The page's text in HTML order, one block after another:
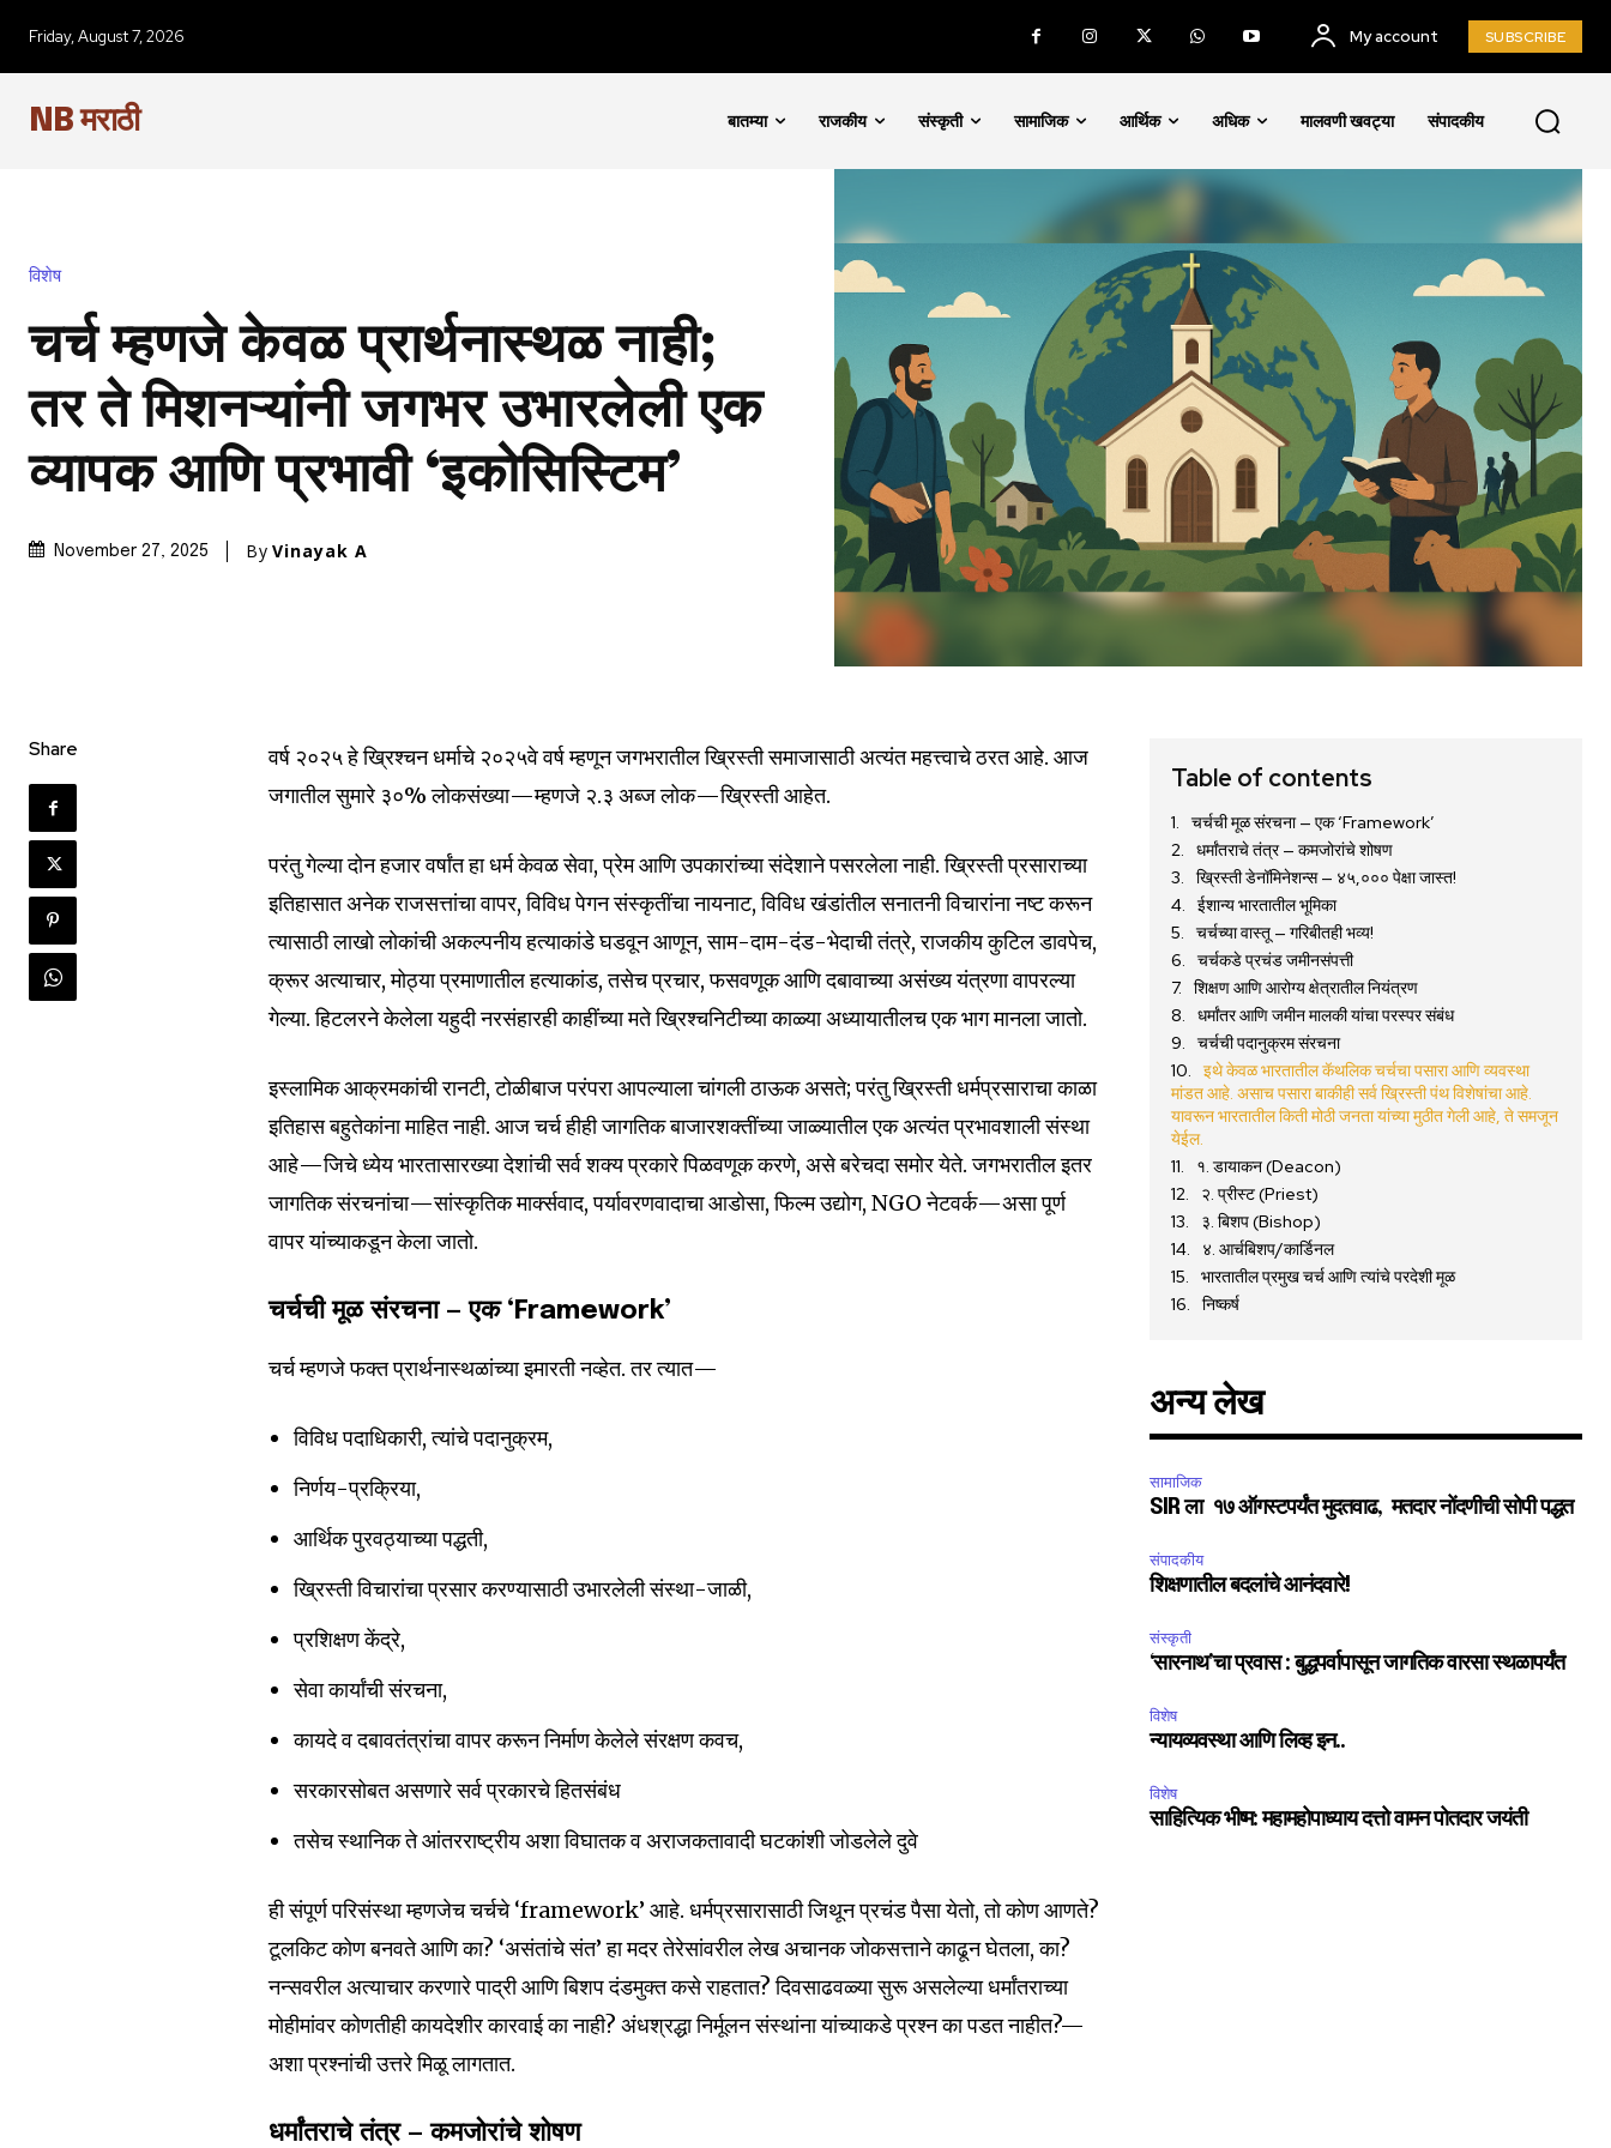
Join our community of
SUBSCRIBERS and be part
of the conversation.
To subscribe, simply enter your email address on our website or click
Friday, August 7, 2026 My account SUBSCRIBE
NB मराठी बातम्या राजकीय संस्कृती सामाजिक आर्थिक अधिक मालवणी खवट्या संपादकीय
विशेष
चर्च म्हणजे केवळ प्रार्थनास्थळ नाही;
तर ते मिशनऱ्यांनी जगभर उभारलेली एक
व्यापक आणि प्रभावी ‘इकोसिस्टिम’
November 27, 2025 By Vinayak A
Share
वर्ष २०२५ हे ख्रिश्चन धर्माचे २०२५वे वर्ष म्हणून जगभरातील ख्रिस्ती समाजासाठी अत्यंत महत्त्वाचे ठरत आहे. आज
जगातील सुमारे ३०% लोकसंख्या—म्हणजे २.३ अब्ज लोक—ख्रिस्ती आहेत.
परंतु गेल्या दोन हजार वर्षांत हा धर्म केवळ सेवा, प्रेम आणि उपकारांच्या संदेशाने पसरलेला नाही. ख्रिस्ती प्रसाराच्या
इतिहासात अनेक राजसत्तांचा वापर, विविध पेगन संस्कृतींचा नायनाट, विविध खंडांतील सनातनी विचारांना नष्ट करून
त्यासाठी लाखो लोकांची अकल्पनीय हत्याकांडे घडवून आणून, साम-दाम-दंड-भेदाची तंत्रे, राजकीय कुटिल डावपेच,
क्रूर अत्याचार, मोठ्या प्रमाणातील हत्याकांड, तसेच प्रचार, फसवणूक आणि दबावाच्या असंख्य यंत्रणा वापरल्या
गेल्या. हिटलरने केलेला यहुदी नरसंहारही काहींच्या मते ख्रिश्चनिटीच्या काळ्या अध्यायातीलच एक भाग मानला जातो.
इस्लामिक आक्रमकांची रानटी, टोळीबाज परंपरा आपल्याला चांगली ठाऊक असते; परंतु ख्रिस्ती धर्मप्रसाराचा काळा
इतिहास बहुतेकांना माहित नाही. आज चर्च हीही जागतिक बाजारशक्तींच्या जाळ्यातील एक अत्यंत प्रभावशाली संस्था
आहे—जिचे ध्येय भारतासारख्या देशांची सर्व शक्य प्रकारे पिळवणूक करणे, असे बरेचदा समोर येते. जगभरातील इतर
जागतिक संरचनांचा—सांस्कृतिक मार्क्सवाद, पर्यावरणवादाचा आडोसा, फिल्म उद्योग, NGO नेटवर्क—असा पूर्ण
वापर यांच्याकडून केला जातो.
चर्चची मूळ संरचना — एक ‘Framework’
चर्च म्हणजे फक्त प्रार्थनास्थळांच्या इमारती नव्हेत. तर त्यात—
विविध पदाधिकारी, त्यांचे पदानुक्रम,
निर्णय-प्रक्रिया,
आर्थिक पुरवठ्याच्या पद्धती,
ख्रिस्ती विचारांचा प्रसार करण्यासाठी उभारलेली संस्था-जाळी,
प्रशिक्षण केंद्रे,
सेवा कार्यांची संरचना,
कायदे व दबावतंत्रांचा वापर करून निर्माण केलेले संरक्षण कवच,
सरकारसोबत असणारे सर्व प्रकारचे हितसंबंध
तसेच स्थानिक ते आंतरराष्ट्रीय अशा विघातक व अराजकतावादी घटकांशी जोडलेले दुवे
ही संपूर्ण परिसंस्था म्हणजेच चर्चचे ‘framework’ आहे. धर्मप्रसारासाठी जिथून प्रचंड पैसा येतो, तो कोण आणते?
टूलकिट कोण बनवते आणि का? ‘असंतांचे संत’ हा मदर तेरेसांवरील लेख अचानक जोकसत्ताने काढून घेतला, का?
नन्सवरील अत्याचार करणारे पाद्री आणि बिशप दंडमुक्त कसे राहतात? दिवसाढवळ्या सुरू असलेल्या धर्मांतराच्या
मोहीमांवर कोणतीही कायदेशीर कारवाई का नाही? अंधश्रद्धा निर्मूलन संस्थांना यांच्याकडे प्रश्न का पडत नाहीत?—
अशा प्रश्नांची उत्तरे मिळू लागतात.
धर्मांतराचे तंत्र — कमजोरांचे शोषण
Table of contents
चर्चची मूळ संरचना — एक ‘Framework’
धर्मांतराचे तंत्र — कमजोरांचे शोषण
ख्रिस्ती डेनॉमिनेशन्स — ४५,००० पेक्षा जास्त!
ईशान्य भारतातील भूमिका
चर्चच्या वास्तू — गरिबीतही भव्य!
चर्चकडे प्रचंड जमीनसंपत्ती
शिक्षण आणि आरोग्य क्षेत्रातील नियंत्रण
धर्मांतर आणि जमीन मालकी यांचा परस्पर संबंध
चर्चची पदानुक्रम संरचना
इथे केवळ भारतातील कॅथलिक चर्चचा पसारा आणि व्यवस्था
मांडत आहे. असाच पसारा बाकीही सर्व ख्रिस्ती पंथ विशेषांचा आहे.
यावरून भारतातील किती मोठी जनता यांच्या मुठीत गेली आहे, ते समजून
येईल.
१. डायाकन (Deacon)
२. प्रीस्ट (Priest)
३. बिशप (Bishop)
४. आर्चबिशप/कार्डिनल
भारतातील प्रमुख चर्च आणि त्यांचे परदेशी मूळ
निष्कर्ष
अन्य लेख
सामाजिक
SIR ला १७ ऑगस्टपर्यंत मुदतवाढ, मतदार नोंदणीची सोपी पद्धत
संपादकीय
शिक्षणातील बदलांचे आनंदवारे!
संस्कृती
‘सारनाथ’चा प्रवास : बुद्धपर्वापासून जागतिक वारसा स्थळापर्यंत
विशेष
न्यायव्यवस्था आणि लिव्ह इन..
विशेष
साहित्यिक भीष्म: महामहोपाध्याय दत्तो वामन पोतदार जयंती